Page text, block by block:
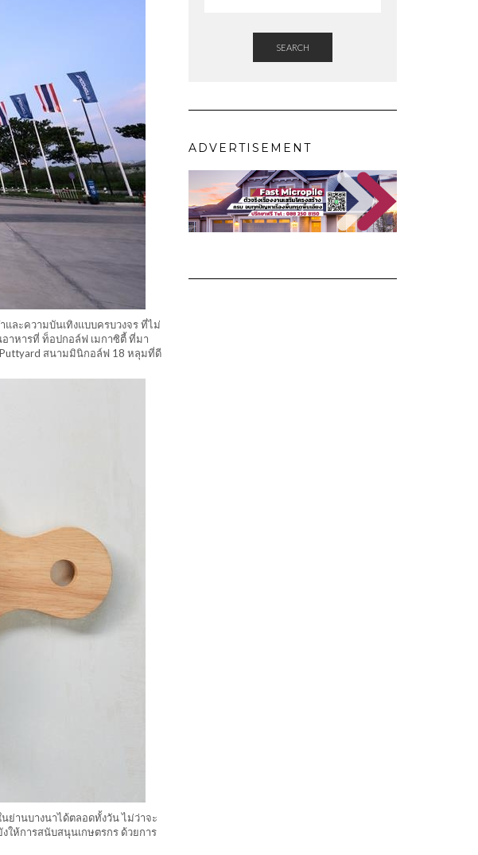
ละความบันเทิงแบบครบวงจร ที่ไม่
อาหารที่ ท็อปกอล์ฟ เมกาซิตี้ ที่มา
สนามมินิกอล์ฟ 18 หลุมที่ดี
ย่านบางนาได้ตลอดทั้งวัน ไม่ว่าจะ
ให้การสนับสนุนเกษตรกร ด้วยการ
SEARCH
ADVERTISEMENT